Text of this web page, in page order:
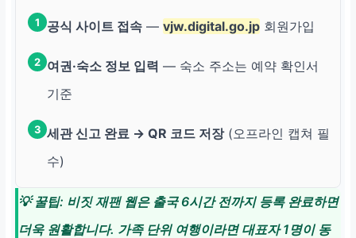
1 공식 사이트 접속 — vjw.digital.go.jp 회원가입
2 여권·숙소 정보 입력 — 숙소 주소는 예약 확인서
기준
3 세관 신고 완료 → QR 코드 저장(오프라인 캡쳐 필
수)
💡 꿀팁: 비짓 재팬 웹은 출국 6시간 전까지 등록 완료하면
더욱 원활합니다. 가족 단위 여행이라면 대표자 1명이 동